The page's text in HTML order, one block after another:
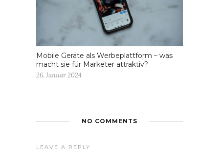
Mobile Geräte als Werbeplattform – was
macht sie für Marketer attraktiv?
26. Januar 2024
NO COMMENTS
LEAVE A REPLY